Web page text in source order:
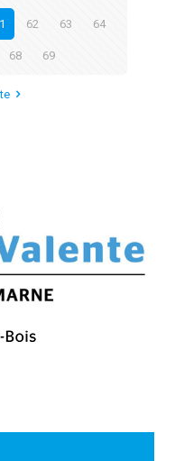
62 63 64
68 69